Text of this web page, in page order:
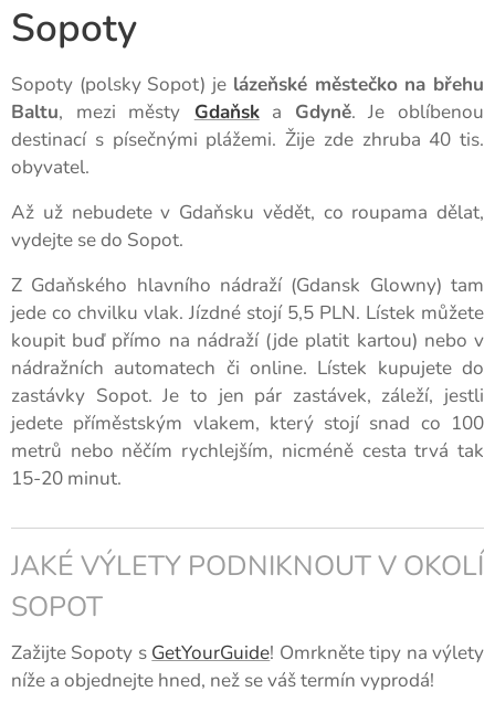
Sopoty
Sopoty (polsky Sopot) je lázeňské městečko na břehu
Baltu, mezi městy Gdaňska Gdyně. Je oblíbenou
destinací s písečnými plážemi. Žije zde zhruba 40 tis.
obyvatel.
Až už nebudete v Gdaňsku vědět, co roupama dělat,
vydejte se do Sopot.
Z Gdaňského hlavního nádraží (Gdansk Glowny) tam
jede co chvilku vlak. Jízdné stojí 5,5 PLN. Lístek můžete
koupit buď přímo na nádraží (jde platit kartou) nebo v
nádražních automatech či online. Lístek kupujete do
zastávky Sopot. Je to jen pár zastávek, záleží, jestli
jedete příměstským vlakem, který stojí snad co 100
metrů nebo něčím rychlejším, nicméně cesta trvá tak
15-20 minut.
JAKÉ VÝLETY PODNIKNOUT V OKOLÍ
SOPOT
Zažijte Sopoty s GetYourGuide! Omrkněte tipy na výlety
níže a objednejte hned, než se váš termín vyprodá!